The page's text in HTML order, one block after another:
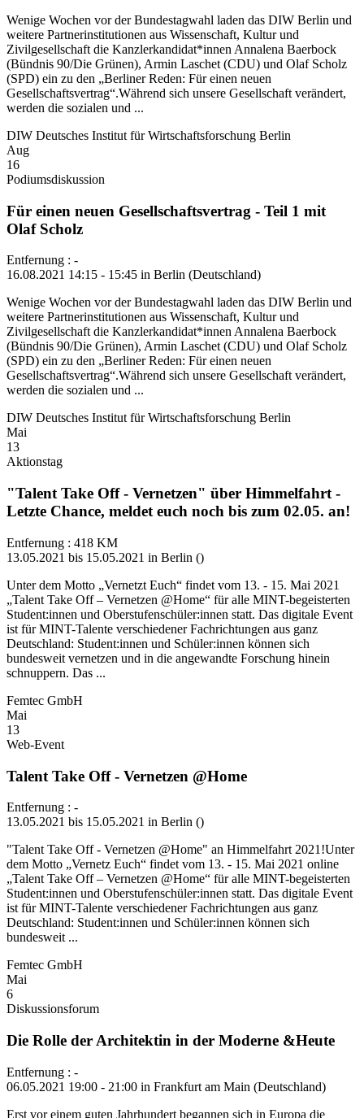
Wenige Wochen vor der Bundestagwahl laden das DIW Berlin und
weitere Partnerinstitutionen aus Wissenschaft, Kultur und
Zivilgesellschaft die Kanzlerkandidat*innen Annalena Baerbock
(Bündnis 90/Die Grünen), Armin Laschet (CDU) und Olaf Scholz
(SPD) ein zu den „Berliner Reden: Für einen neuen
Gesellschaftsvertrag“.Während sich unsere Gesellschaft verändert,
werden die sozialen und ...
DIW Deutsches Institut für Wirtschaftsforschung Berlin
Aug
16
Podiumsdiskussion
Für einen neuen Gesellschaftsvertrag - Teil 1 mit
Olaf Scholz
Entfernung : -
16.08.2021 14:15 - 15:45 in Berlin (Deutschland)
Wenige Wochen vor der Bundestagwahl laden das DIW Berlin und
weitere Partnerinstitutionen aus Wissenschaft, Kultur und
Zivilgesellschaft die Kanzlerkandidat*innen Annalena Baerbock
(Bündnis 90/Die Grünen), Armin Laschet (CDU) und Olaf Scholz
(SPD) ein zu den „Berliner Reden: Für einen neuen
Gesellschaftsvertrag“.Während sich unsere Gesellschaft verändert,
werden die sozialen und ...
DIW Deutsches Institut für Wirtschaftsforschung Berlin
Mai
13
Aktionstag
"Talent Take Off - Vernetzen" über Himmelfahrt -
Letzte Chance, meldet euch noch bis zum 02.05. an!
Entfernung : 418 KM
13.05.2021 bis 15.05.2021 in Berlin ()
Unter dem Motto „Vernetzt Euch“ findet vom 13. - 15. Mai 2021
„Talent Take Off – Vernetzen @Home“ für alle MINT-begeisterten
Student:innen und Oberstufenschüler:innen statt. Das digitale Event
ist für MINT-Talente verschiedener Fachrichtungen aus ganz
Deutschland: Student:innen und Schüler:innen können sich
bundesweit vernetzen und in die angewandte Forschung hinein
schnuppern. Das ...
Femtec GmbH
Mai
13
Web-Event
Talent Take Off - Vernetzen @Home
Entfernung : -
13.05.2021 bis 15.05.2021 in Berlin ()
"Talent Take Off - Vernetzen @Home" an Himmelfahrt 2021!Unter
dem Motto „Vernetz Euch“ findet vom 13. - 15. Mai 2021 online
„Talent Take Off – Vernetzen @Home“ für alle MINT-begeisterten
Student:innen und Oberstufenschüler:innen statt. Das digitale Event
ist für MINT-Talente verschiedener Fachrichtungen aus ganz
Deutschland: Student:innen und Schüler:innen können sich
bundesweit ...
Femtec GmbH
Mai
6
Diskussionsforum
Die Rolle der Architektin in der Moderne &Heute
Entfernung : -
06.05.2021 19:00 - 21:00 in Frankfurt am Main (Deutschland)
Erst vor einem guten Jahrhundert begannen sich in Europa die